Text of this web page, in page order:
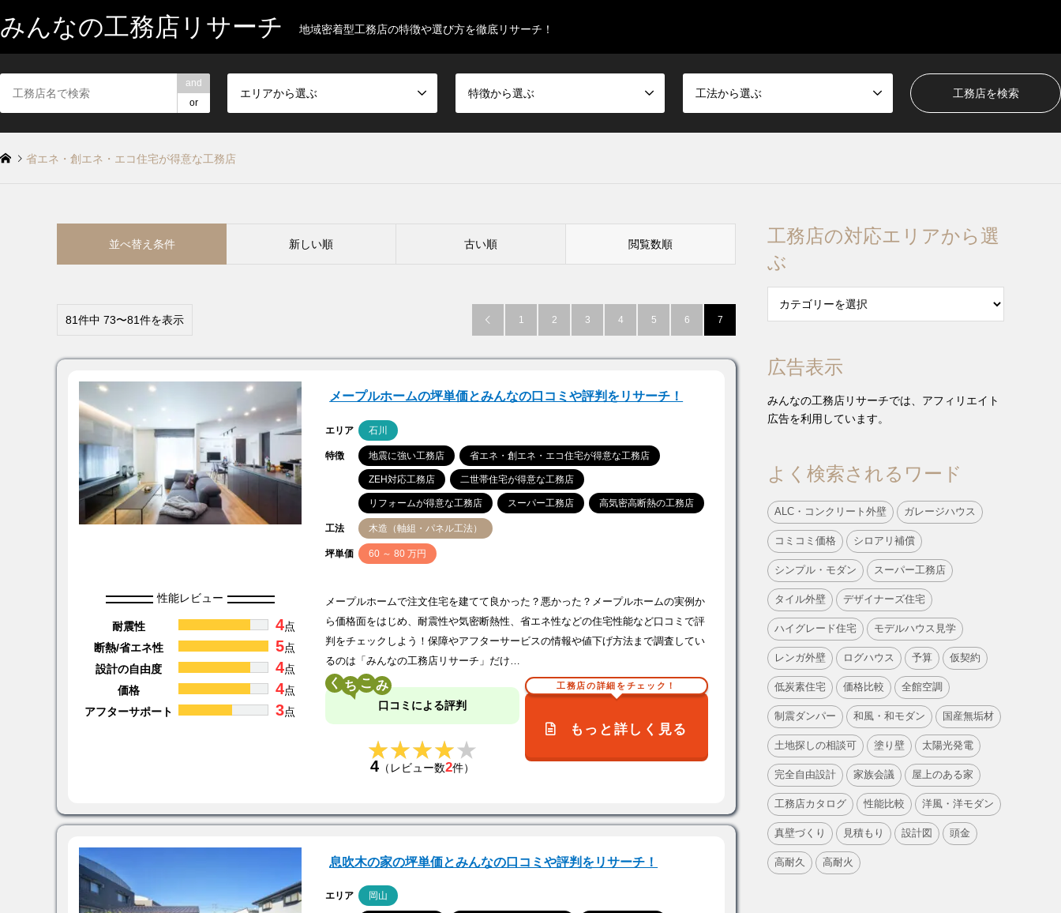
みんなの工務店リサーチ 地域密着型工務店の特徴や選び方を徹底リサーチ！
and
or
エリアから選ぶ 特徴から選ぶ 工法から選ぶ
省エネ・創エネ・エコ住宅が得意な工務店
並べ替え条件 新しい順 古い順 閲覧数順
81件中 73〜81件を表示  1 2 3 4 5 6 7
メープルホームの坪単価とみんなの口コミや評判をリサーチ！
エリア 石川
特徴 地震に強い工務店 省エネ・創エネ・エコ住宅が得意な工務店
ZEH対応工務店 二世帯住宅が得意な工務店
リフォームが得意な工務店 スーパー工務店 高気密高断熱の工務店
工法 木造（軸組・パネル工法）
坪単価 60 ～ 80 万円
性能レビュー
耐震性 4点
断熱/省エネ性
5点
設計の自由度
4点
価格
4点
アフターサポート
3点
メープルホームで注文住宅を建てて良かった？悪かった？メープルホームの実例か
ら価格面をはじめ、耐震性や気密断熱性、省エネ性などの住宅性能など口コミで評
判をチェックしよう！保障やアフターサービスの情報や値下げ方法まで調査してい
るのは「みんなの工務店リサーチ」だけ…
く こ
口コミによる評判
★★★★★
★★★★★
4 （レビュー数2件）
工務店の詳細をチェック！
もっと詳しく見る
息吹木の家の坪単価とみんなの口コミや評判をリサーチ！
エリア 岡山
工務店の対応エリアから選
ぶ
広告表示
みんなの工務店リサーチでは、アフィリエイト
広告を利用しています。
よく検索されるワード
ALC・コンクリート外壁 ガレージハウス
コミコミ価格 シロアリ補償
シンプル・モダン スーパー工務店
タイル外壁 デザイナーズ住宅
ハイグレード住宅 モデルハウス見学
レンガ外壁 ログハウス 予算 仮契約
低炭素住宅 価格比較 全館空調
制震ダンパー 和風・和モダン 国産無垢材
土地探しの相談可 塗り壁 太陽光発電
完全自由設計 家族会議 屋上のある家
工務店カタログ 性能比較 洋風・洋モダン
真壁づくり 見積もり 設計図 頭金
高耐久 高耐火